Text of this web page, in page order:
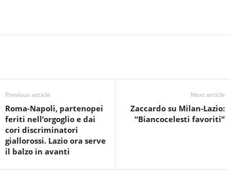
Previous article
Roma-Napoli, partenopei
feriti nell’orgoglio e dai
cori discriminatori
giallorossi. Lazio ora serve
il balzo in avanti
Next article
Zaccardo su Milan-Lazio:
“Biancocelesti favoriti”